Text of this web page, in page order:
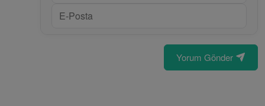
Yorum Gönder